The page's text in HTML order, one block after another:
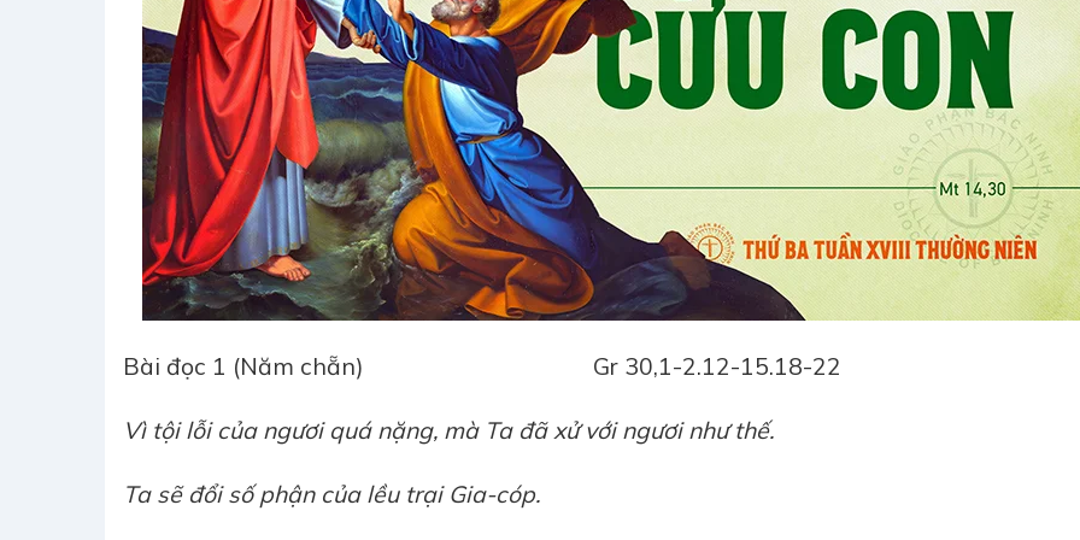
Bài đọc 1 (Năm chẵn) Gr 30,1-2.12-15.18-22
Vì tội lỗi của ngươi quá nặng, mà Ta đã xử với ngươi như thế.
Ta sẽ đổi số phận của lều trại Gia-cóp.